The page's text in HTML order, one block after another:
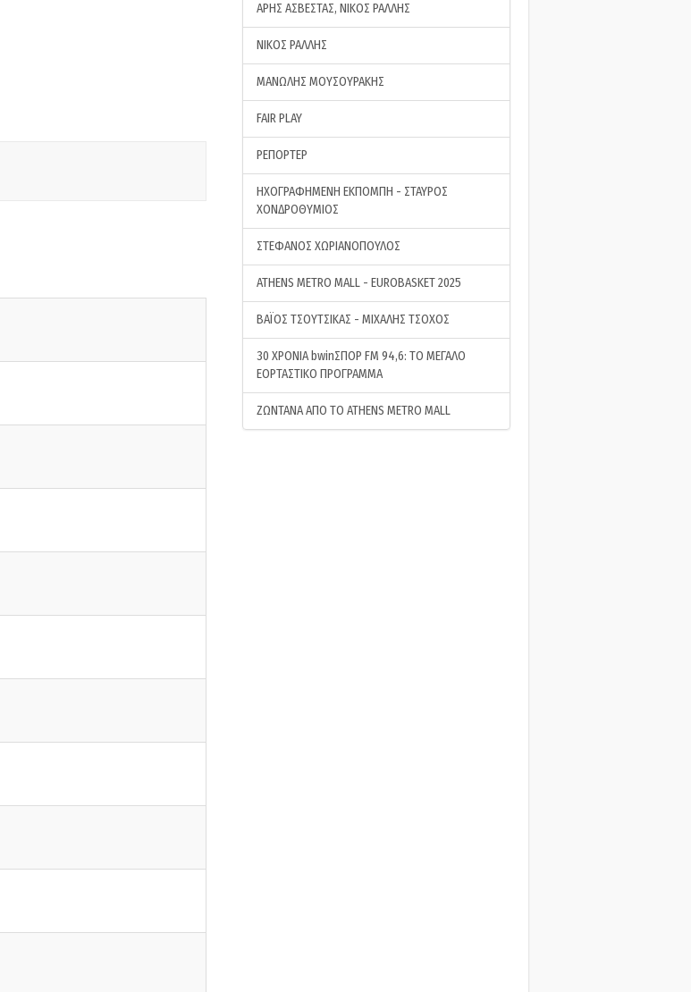
ΑΡΗΣ ΑΣΒΕΣΤΑΣ, ΝΙΚΟΣ ΡΑΛΛΗΣ
ΝΙΚΟΣ ΡΑΛΛΗΣ
ΜΑΝΩΛΗΣ ΜΟΥΣΟΥΡΑΚΗΣ
FAIR PLAY
ΡΕΠΟΡΤΕΡ
ΗΧΟΓΡΑΦΗΜΕΝΗ ΕΚΠΟΜΠΗ - ΣΤΑΥΡΟΣ
ΧΟΝΔΡΟΘΥΜΙΟΣ
ΣΤΕΦΑΝΟΣ ΧΩΡΙΑΝΟΠΟΥΛΟΣ
ATHENS METRO MALL - EUROBASKET 2025
ΒΑΪΟΣ ΤΣΟΥΤΣΙΚΑΣ - ΜΙΧΑΛΗΣ ΤΣΟΧΟΣ
30 ΧΡΟΝΙΑ bwinΣΠΟΡ FM 94,6: ΤΟ ΜΕΓΑΛΟ
ΕΟΡΤΑΣΤΙΚΟ ΠΡΟΓΡΑΜΜΑ
ΖΩΝΤΑΝΑ ΑΠΟ ΤΟ ATHENS METRO MALL